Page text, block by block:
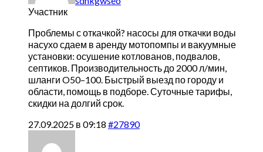
Участник
Проблемы с откачкой? насосы для откачки воды
насухо сдаем в аренду мотопомпы и вакуумные
установки: осушение котлованов, подвалов,
септиков. Производительность до 2000 л/мин,
шланги O50–100. Быстрый выезд по городу и
области, помощь в подборе. Суточные тарифы,
скидки на долгий срок.
27.09.2025 в 09:18 #27890